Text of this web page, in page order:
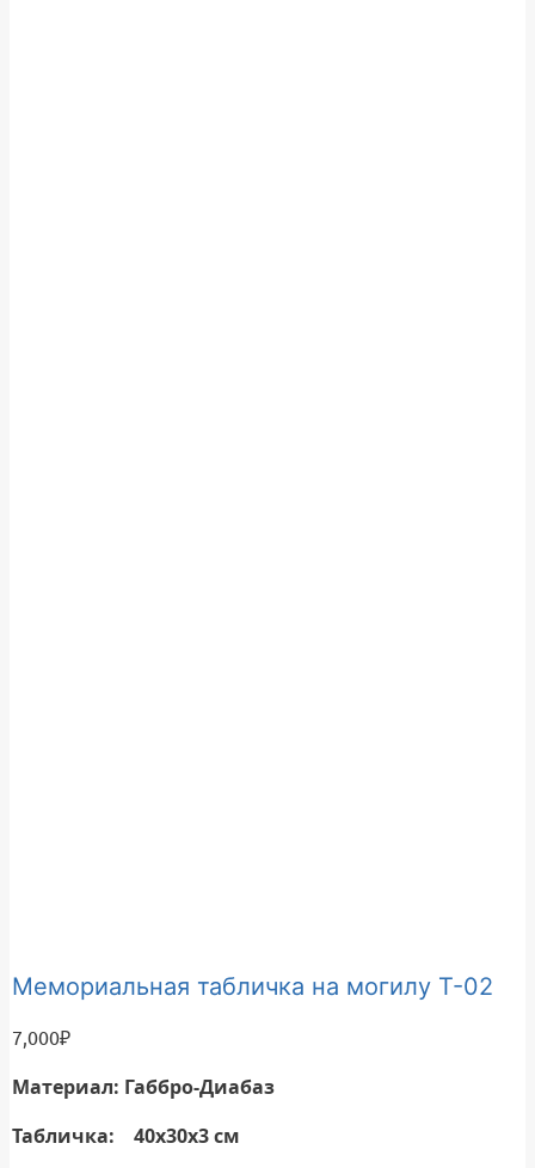
Мемориальная табличка на могилу Т-02
7,000₽
Материал: Габбро-Диабаз
Табличка: 40х30х3 см